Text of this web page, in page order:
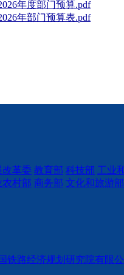
年度部门预算.pdf
年部门预算表.pdf
改革委 教育部 科技部 工业
农村部 商务部 文化和旅游部
铁路经济规划研究院有限